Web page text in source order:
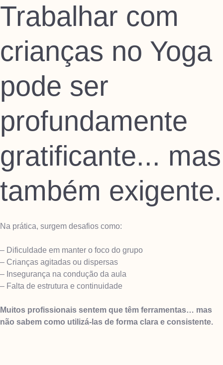
Trabalhar com
crianças no Yoga
pode ser
profundamente
gratificante... mas
também exigente.
Na prática, surgem desafios como:
– Dificuldade em manter o foco do grupo
– Crianças agitadas ou dispersas
– Insegurança na condução da aula
– Falta de estrutura e continuidade
Muitos profissionais sentem que têm ferramentas… mas
não sabem como utilizá-las de forma clara e consistente.